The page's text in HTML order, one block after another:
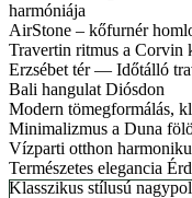
harmóniája
AirStone – kőfurnér
Travertin ritmus a Corvin
Erzsébet tér — Időtálló
Bali hangulat Diósdon
Modern tömegformálás,
Minimalizmus a Duna
Vízparti otthon
Természetes elegancia
Klasszikus stílusú